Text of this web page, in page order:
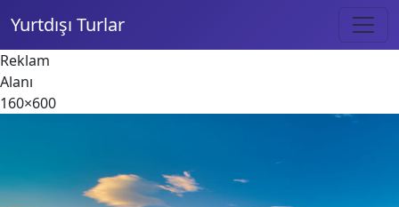
Yurtdışı Turlar
Reklam
Alanı
160×600